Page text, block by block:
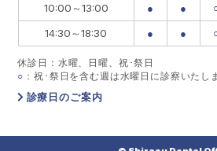
10:00～13:00
● ●
14:30～18:30
● ●
休診日：水曜、日曜、祝･祭日
○ ：祝･祭日を含む週は水曜日に診察いたし
診療日のご案内